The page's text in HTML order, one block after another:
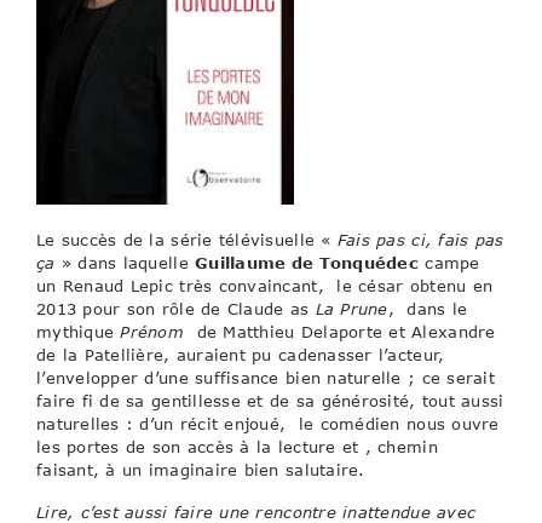
Le succès de la série télévisuelle « Fais pas ci, fais pas
ça » dans laquelleGuillaume de Tonquédeccampe
un Renaud Lepic très convaincant, le césar obtenu en
2013 pour son rôle de Claude as La Prune, dans le
mythiquePrénom de Matthieu Delaporte et Alexandre
de la Patellière, auraient pu cadenasser l’acteur,
l’envelopper d’une suffisance bien naturelle ; ce serait
faire fi de sa gentillesse et de sa générosité, tout aussi
naturelles : d’un récit enjoué, le comédien nous ouvre
les portes de son accès à la lecture et , chemin
faisant, à un imaginaire bien salutaire.
Lire, c’est aussi faire une rencontre inattendue avec